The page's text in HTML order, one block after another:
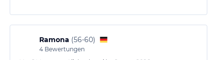
Ramona (56-60)
4 Bewertungen